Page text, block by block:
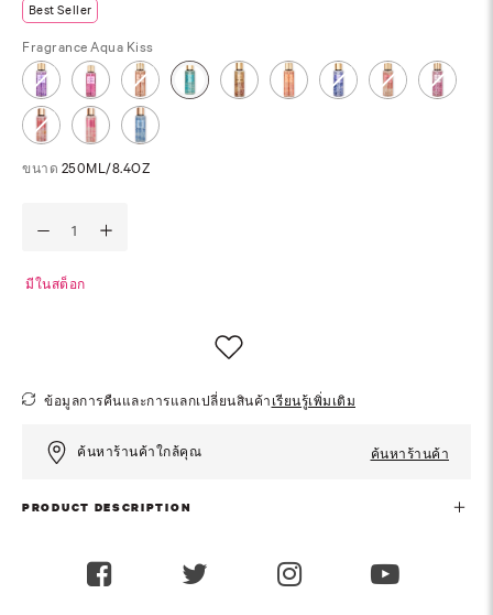
Best Seller
Fragrance Aqua Kiss
ขนาด 250ML/8.4OZ
มีในสต็อก
ข้อมูลการคืนและการแลกเปลี่ยนสินค้า เรียนรู้เพิ่มเติม
ค้นหาร้านค้าใกล้คุณ ค้นหาร้านค้า
PRODUCT DESCRIPTION